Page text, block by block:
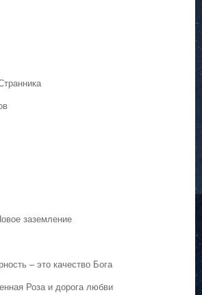
заземление
– это качество Бога
Роза и дорога любви